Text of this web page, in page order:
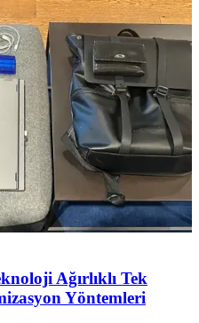
Ağırlıklı Tek
Yöntemleri